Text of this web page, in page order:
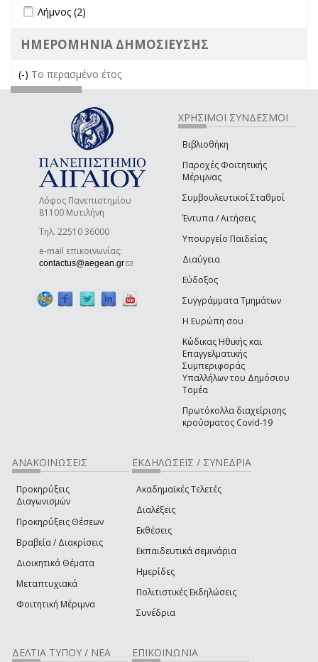
Apply Λήμνος filter
Λήμνος (2)
ΗΜΕΡΟΜΗΝΙΑ ΔΗΜΟΣΙΕΥΣΗΣ
(-) Remove Το περασμένο έτος filter
Το περασμένο έτος
Λόφος Πανεπιστημίου
81100 Μυτιλήνη
Τηλ. 22510 36000
e-mail επικοινωνίας:
contactus@aegean.gr(link sends e-mail)
ΧΡΗΣΙΜΟΙ ΣΥΝΔΕΣΜΟΙ
Βιβλιοθήκη
Παροχές Φοιτητικής
Μέριμνας
Συμβουλευτικοί Σταθμοί
Έντυπα / Αιτήσεις
Υπουργείο Παιδείας
Διαύγεια
Εύδοξος
Συγγράμματα Τμημάτων
Η Ευρώπη σου
Κώδικας Ηθικής και
Επαγγελματικής
Συμπεριφοράς
Υπαλλήλων του Δημόσιου
Τομέα
Πρωτόκολλα διαχείρισης
κρούσματος Covid-19
ΑΝΑΚΟΙΝΩΣΕΙΣ
Προκηρύξεις
Διαγωνισμών
Προκηρύξεις Θέσεων
Βραβεία / Διακρίσεις
Διοικητικά Θέματα
Μεταπτυχιακά
Φοιτητική Μέριμνα
ΕΚΔΗΛΩΣΕΙΣ / ΣΥΝΕΔΡΙΑ
Ακαδημαϊκές Τελετές
Διαλέξεις
Εκθέσεις
Εκπαιδευτικά σεμινάρια
Ημερίδες
Πολιτιστικές Εκδηλώσεις
Συνέδρια
ΔΕΛΤΙΑ ΤΥΠΟΥ / ΝΕΑ ΕΠΙΚΟΙΝΩΝΙΑ